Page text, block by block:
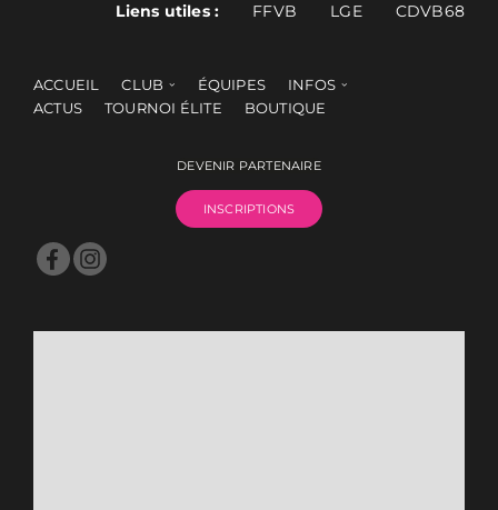
Liens utiles :
FFVB LGE CDVB68
ACCUEIL CLUB ÉQUIPES
INFOS
ACTUS
TOURNOI ÉLITE BOUTIQUE
DEVENIR PARTENAIRE
INSCRIPTIONS